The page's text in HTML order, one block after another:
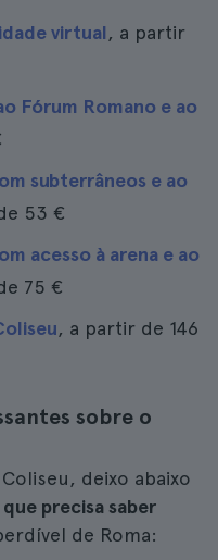
virtual, a partir
Fórum Romano e ao
subterrâneos e ao
53 €
acesso à arena e ao
75 €
, a partir de 146
sobre o
deixo abaixo
precisa saber
de Roma: